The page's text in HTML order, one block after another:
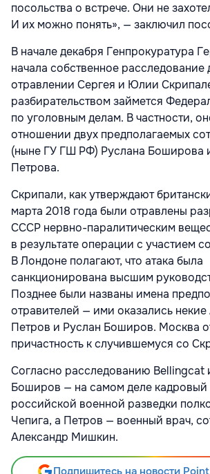
посольства о встрече. Они не
И их можно понять», — заключил
В начале декабря Генпрокуратура
начала собственное расследование
отравлении Сергея и Юлии
разбирательством займется
по уголовным делам. В частности,
отношении двух предполагаемых
(ныне ГУ ГШ РФ) Руслана Боширова
Петрова.
Скрипали, как утверждают
марта 2018 года были отравлены
СССР нервно-паралитическим
в результате операции с участием
В Лондоне полагают, что атака была
санкционирована высшим
Позднее были названы имена
отравителей — ими оказались некие
Петров и Руслан Боширов. Москва
причастность к случившемуся со
Согласно расследованию Bellingcat
Боширов — на самом деле кадровый
российской военной разведки
Чепига, а Петров — военный врач,
Александр Мишкин.